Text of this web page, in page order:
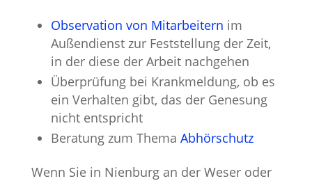
Observation von Mitarbeitern im
Außendienst zur Feststellung der Zeit,
in der diese der Arbeit nachgehen
Überprüfung bei Krankmeldung, ob es
ein Verhalten gibt, das der Genesung
nicht entspricht
Beratung zum Thema Abhörschutz
Wenn Sie in Nienburg an der Weser oder